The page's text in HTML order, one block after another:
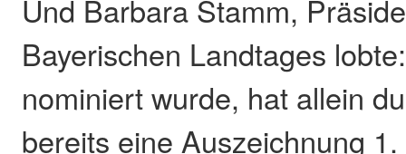
Und Barbara Stamm,
Bayerischen Landtages
nominiert wurde, hat allein
bereits eine Auszeichnung